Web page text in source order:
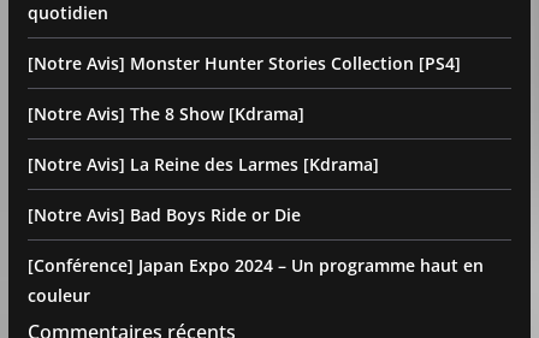
quotidien
[Notre Avis] Monster Hunter Stories Collection [PS4]
[Notre Avis] The 8 Show [Kdrama]
[Notre Avis] La Reine des Larmes [Kdrama]
[Notre Avis] Bad Boys Ride or Die
[Conférence] Japan Expo 2024 – Un programme haut en
couleur
Commentaires récents